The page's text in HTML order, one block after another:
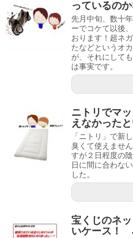
っているのか
先月中旬、数十
ーでコケて以後
おります！超ネ
たなどというオ
が、それにして
は事実です。
ニトリでマ
えなかった
「ニトリ」で新
臭くて使えませ
すが２日程度の
日に間に合わな
した。
宝くじのネ
いケース！